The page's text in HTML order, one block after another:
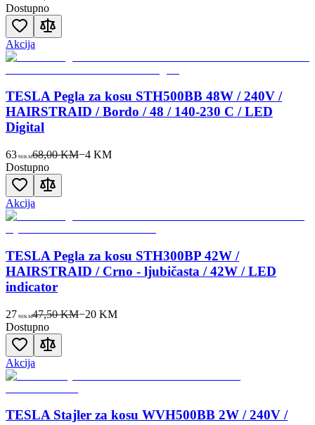
Dostupno
Akcija
TESLA Pegla za kosu STH500BB 48W / 240V /
HAIRSTRAID / Bordo / 48 / 140-230 C / LED
Digital
63 90KM68,00 KM−4KM
Dostupno
Akcija
TESLA Pegla za kosu STH300BP 42W /
HAIRSTRAID / Crno - ljubičasta / 42W / LED
indicator
27 90KM47,50 KM−20KM
Dostupno
Akcija
TESLA Stajler za kosu WVH500BB 2W / 240V /